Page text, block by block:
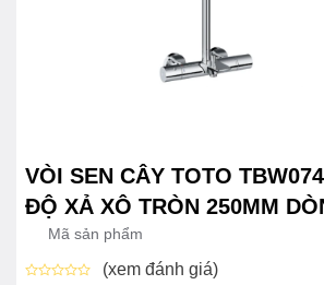
VÒI SEN CÂY TOTO
ĐỘ XẢ XÔ TRÒN 250MM
Mã sản phẩm
(xem đánh giá)